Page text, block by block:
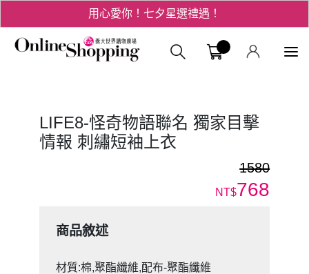
用心愛你！七夕星選禮遇！
3折起！德國工藝精品 AIGNER 流量款
爸氣十足 - 父親節精選專區
義大購物
LIFE8-怪奇物語聯名 獨家目擊
情報 刺繡短袖上衣
1580
NT$768
商品敘述
材質:棉,聚酯纖維,配布-聚酯纖維